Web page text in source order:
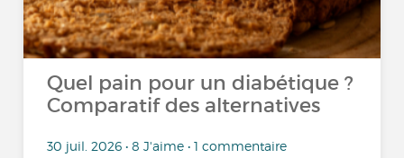
Quel pain pour un diabétique ?
Comparatif des alternatives
30 juil. 2026 • 8 J'aime • 1 commentaire